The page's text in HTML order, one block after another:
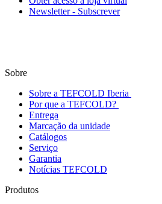
Newsletter - Subscrever
Sobre
Sobre a TEFCOLD Iberia
Por que a TEFCOLD?
Entrega
Marcação da unidade
Catálogos
Serviço
Garantia
Notícias TEFCOLD
Produtos